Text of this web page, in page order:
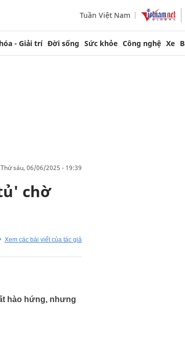
Tuần Việt Nam
- Giải trí Đời sống Sức khỏe Công nghệ Xe
thứ sáu, 06/06/2025 - 19:39
chờ
Xem các bài viết của tác giả
hào hứng, nhưng